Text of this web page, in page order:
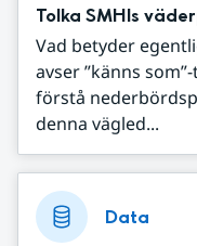
Tolka SMHIs
Vad betyder
avser ”känns
förstå
denna vägled...
Data